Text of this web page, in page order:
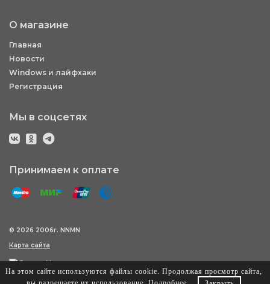
О магазине
Главная
Новости
Windows и лайфхаки
Регистрация
Мы в соцсетях
Принимаем к оплате
© 2026 2006г. NNMN
Карта сайта
На этом сайте используются файлы cookie. Продолжая просмотр сайта,